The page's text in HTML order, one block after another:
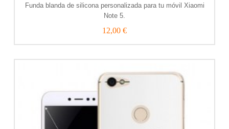
Funda blanda de silicona personalizada para tu móvil Xiaomi
Note 5.
12,00 €